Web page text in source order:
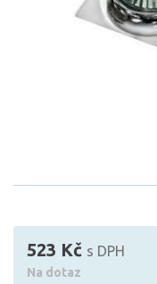
523 Kč s DPH
Na dotaz